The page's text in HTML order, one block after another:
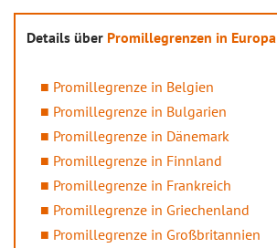
Details über Promillegrenzen in Europa
Promillegrenze in Belgien
Promillegrenze in Bulgarien
Promillegrenze in Dänemark
Promillegrenze in Finnland
Promillegrenze in Frankreich
Promillegrenze in Griechenland
Promillegrenze in Großbritannien